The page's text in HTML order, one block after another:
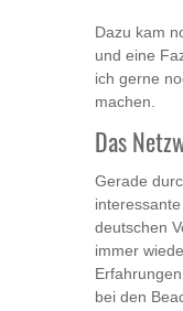
Dazu kam
und eine
ich gerne
machen.
Das
Gerade
deutschen
immer
bei den